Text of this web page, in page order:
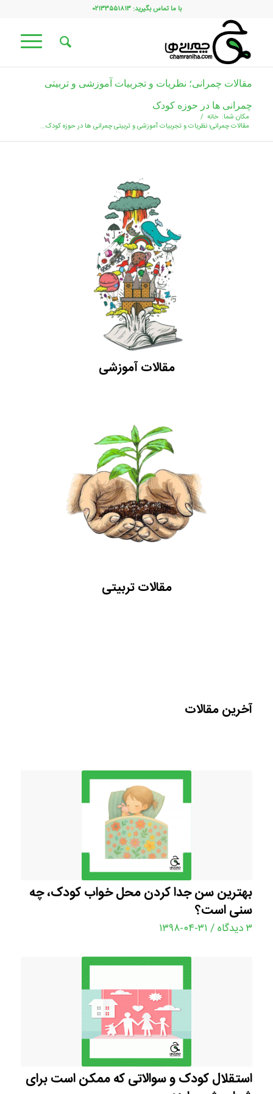
با ما تماس بگیرید: ۰۲۱۳۳۵۵۱۸۱۳
مقالات چمرانی؛ نظریات و تجربیات آموزشی و تربیتی
چمرانی ها در حوزه کودک
مکان شما: خانه /
مقالات چمرانی؛ نظریات و تجربیات آموزشی و تربیتی چمرانی ها در حوزه کودک...
مقالات آموزشی
مقالات تربیتی
آخرین مقالات
بهترین سن جدا کردن محل خواب کودک، چه
سنی است؟
۳ دیدگاه /۱۳۹۸-۰۴-۳۱
استقلال کودک و سوالاتی که ممکن است برای